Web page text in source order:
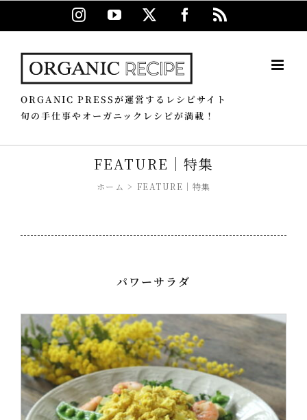
Instagram
YouTube Facebook
ORGANIC PRESSが運営するレシピサイト
旬の手仕事やオーガニックレシピが満載！
FEATURE｜特集
ホーム FEATURE｜特集
パワーサラダ